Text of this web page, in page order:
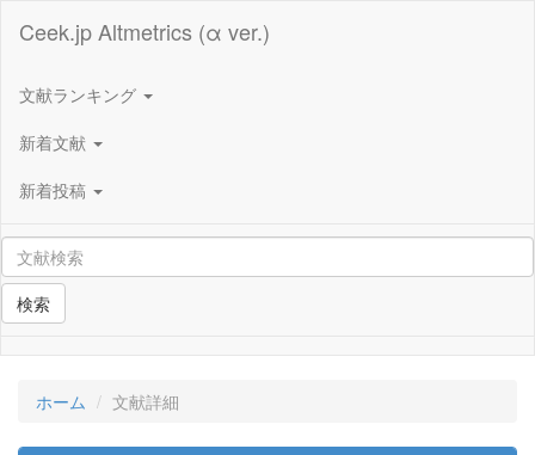
Ceek.jp Altmetrics (α ver.)
文献ランキング
新着文献
新着投稿
検索
ホーム 文献詳細